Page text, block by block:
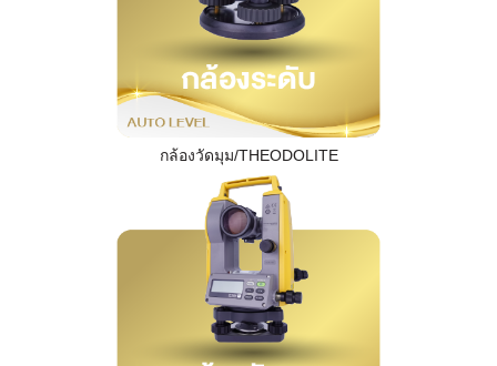
กล้องวัดมุม/THEODOLITE